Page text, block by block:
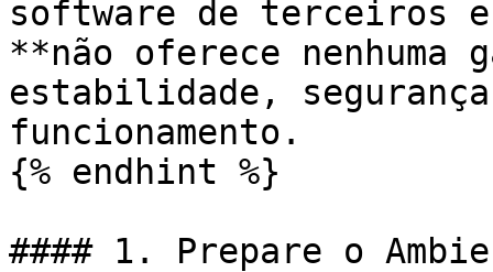
software de terceiros e
**não oferece
estabilidade,
funcionamento.
{% endhint %}
#### 1. Prepare o